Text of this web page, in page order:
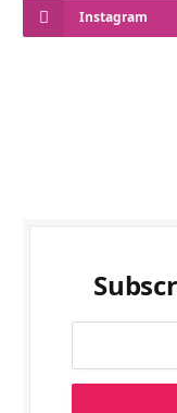
Instagram